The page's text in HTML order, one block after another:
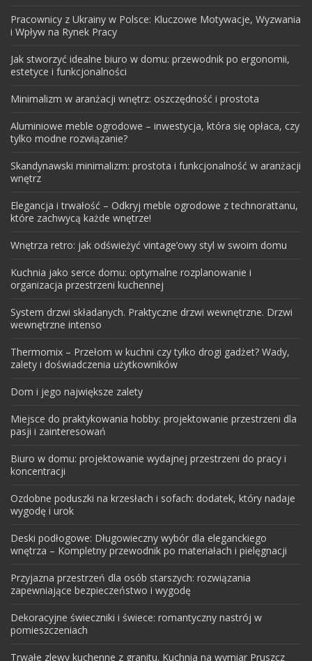
Pracownicy z Ukrainy w Polsce: Kluczowe Motywacje, Wyzwania
i Wpływ na Rynek Pracy
Jak stworzyć idealne biuro w domu: przewodnik po ergonomii,
estetyce i funkcjonalności
Minimalizm w aranżacji wnętrz: oszczędność i prostota
Aluminiowe meble ogrodowe – inwestycja, która się opłaca, czy
tylko modne rozwiązanie?
Skandynawski minimalizm: prostota i funkcjonalność w aranżacji
wnętrz
Elegancja i trwałość – Odkryj meble ogrodowe z technorattanu,
które zachwycą każde wnętrze!
Wnętrza retro: jak odświeżyć vintage’owy styl w swoim domu
Kuchnia jako serce domu: optymalne rozplanowanie i
organizacja przestrzeni kuchennej
System drzwi składanych. Praktyczne drzwi wewnętrzne. Drzwi
wewnętrzne intenso
Thermomix – Przełom w kuchni czy tylko drogi gadżet? Wady,
zalety i doświadczenia użytkowników
Dom i jego największe zalety
Miejsce do praktykowania hobby: projektowanie przestrzeni dla
pasji i zainteresowań
Biuro w domu: projektowanie wydajnej przestrzeni do pracy i
koncentracji
Ozdobne poduszki na krzesłach i sofach: dodatek, który nadaje
wygodę i urok
Deski podłogowe: Długowieczny wybór dla eleganckiego
wnętrza – Kompletny przewodnik po materiałach i pielęgnacji
Przyjazna przestrzeń dla osób starszych: rozwiązania
zapewniające bezpieczeństwo i wygodę
Dekoracyjne świeczniki i świece: romantyczny nastrój w
pomieszczeniach
Trwałe zlewy kuchenne z granitu. Kuchnia na wymiar Pruszcz